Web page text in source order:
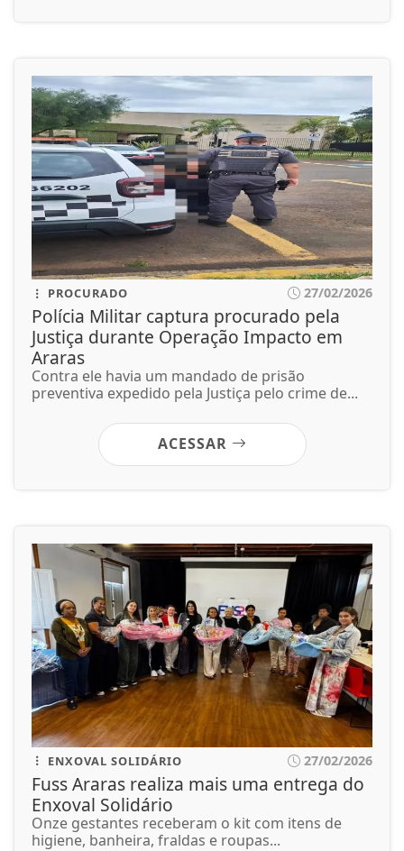
PROCURADO 27/02/2026
Polícia Militar captura procurado pela
Justiça durante Operação Impacto em
Araras
Contra ele havia um mandado de prisão
preventiva expedido pela Justiça pelo crime de...
ACESSAR
ENXOVAL SOLIDÁRIO 27/02/2026
Fuss Araras realiza mais uma entrega do
Enxoval Solidário
Onze gestantes receberam o kit com itens de
higiene, banheira, fraldas e roupas...